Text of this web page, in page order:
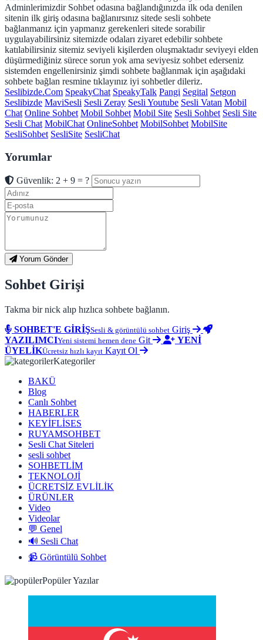
Adminlerimizdir Sohbet odasına bağlandığınızda ilk oda denilen
sitenin ilk giriş odasına bağlanırsınız sitede sesli sohbete
bağlanmanız için yapmanız gerekenleri sitede sorabilir
uygulayabilirsiniz sitemizde odaları ziyaret edebilir sohbete
katılabilirsiniz sitemiz seviyeli kişilerden oluşmaktadır seviyeyi elden
düşürmediğiniz sürece sorun yok ama seviyesiz sohbet ederseniz
sistemden engellenirsiniz şimdi sohbete bağlanmak için aşağıdaki
sohbete bağlan resmine tıklayınız iyi sohbetler dileriz.
Seslibizde.Com SpeakyChat SpeakyTalk Pangi Segital Setgon
Seslibizde MaviSesli Sesli Zeray Sesli Youtube Sesli Vatan Mobil
Chat Online Sohbet Mobil Sohbet Mobil Site Sesli Sohbet Sesli Site
Sesli Chat MobilChat OnlineSohbet MobilSohbet MobilSite
SesliSohbet SesliSite SesliChat
Yorumlar
Güvenlik: 2 + 9 = ?
Yorum Gönder
Sohbet Girişi
Takma bir nick alıp hızlıca sohbete bağlanın.
SOHBET'E GİRİŞSesli & görüntülü sohbet Giriş
YAZILIMCIYeni sistemi hemen dene Git
YENİ
ÜYELİKÜcretsiz hızlı kayıt Kayıt Ol
Kategoriler
BAKÜ
Blog
Canlı Sohbet
HABERLER
KEYİFLİSES
RUYAMSOHBET
Sesli Chat Siteleri
sesli sohbet
SOHBETLİM
TEKNOLOJİ
ÜCRETSİZ EVLİLİK
ÜRÜNLER
Video
Videolar
💬 Genel
🔊 Sesli Chat
📹 Görüntülü Sohbet
Popüler Yazılar